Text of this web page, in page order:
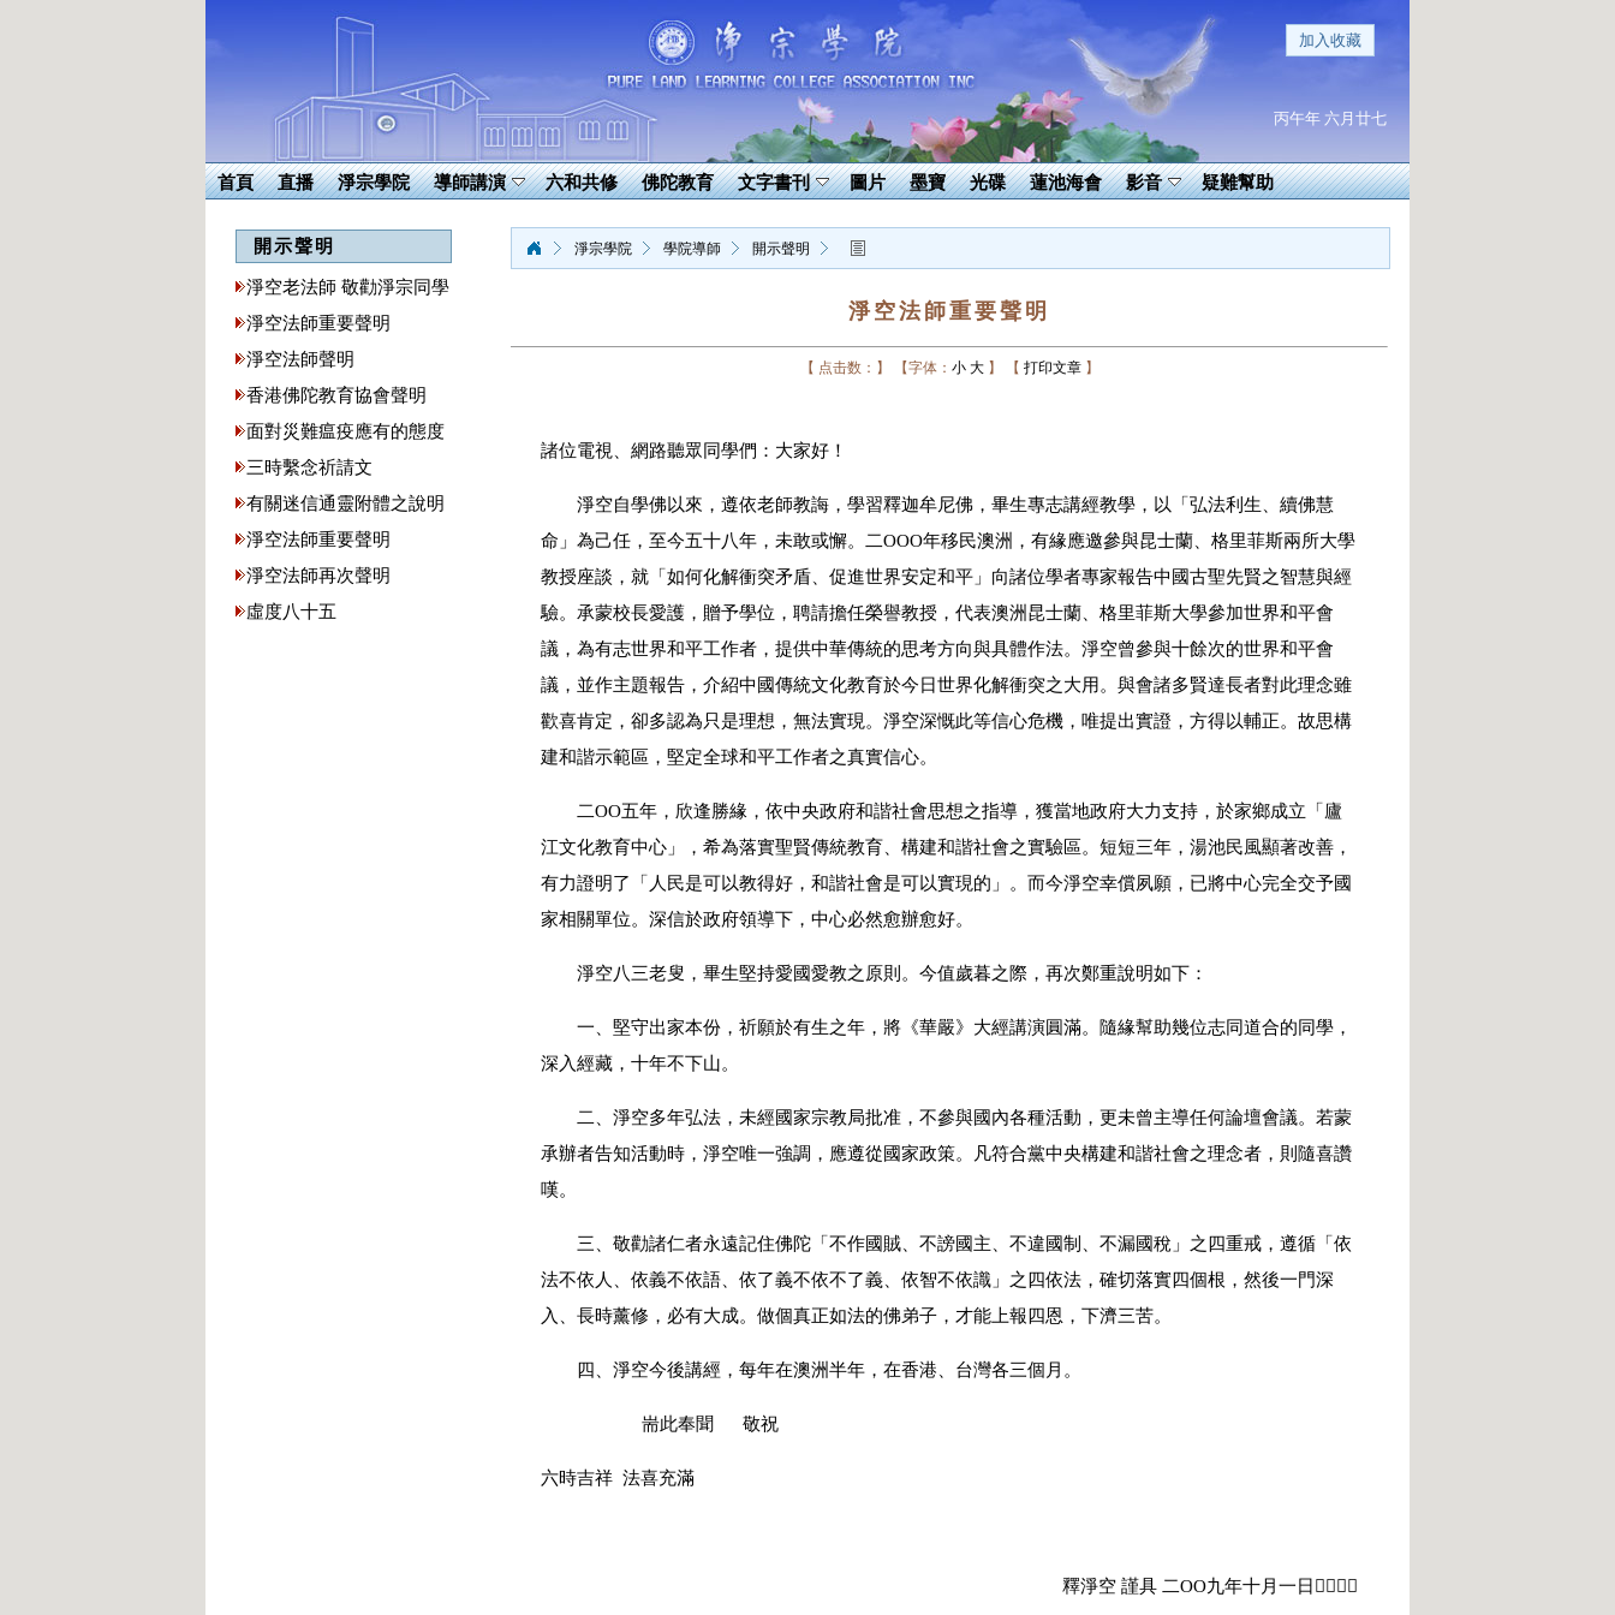
加入收藏
丙午年 六月廿七
首頁 直播 淨宗學院 導師講演 六和共修 佛陀教育 文字書刊 圖片 墨寶 光碟 蓮池海會 影音 疑難幫助
開示聲明
淨空老法師 敬勸淨宗同學
淨空法師重要聲明
淨空法師聲明
香港佛陀教育協會聲明
面對災難瘟疫應有的態度
三時繫念祈請文
有關迷信通靈附體之說明
淨空法師重要聲明
淨空法師再次聲明
虛度八十五
淨宗學院 學院導師 開示聲明
淨空法師重要聲明
【 点击数：】 【字体： 小 大】 【 打印文章】
諸位電視、網路聽眾同學們：大家好！
淨空自學佛以來，遵依老師教誨，學習釋迦牟尼佛，畢生專志講經教學，以「弘法利生、續佛慧
命」為己任，至今五十八年，未敢或懈。二ΟΟΟ年移民澳洲，有緣應邀參與昆士蘭、格里菲斯兩所大學
教授座談，就「如何化解衝突矛盾、促進世界安定和平」向諸位學者專家報告中國古聖先賢之智慧與經
驗。承蒙校長愛護，贈予學位，聘請擔任榮譽教授，代表澳洲昆士蘭、格里菲斯大學參加世界和平會
議，為有志世界和平工作者，提供中華傳統的思考方向與具體作法。淨空曾參與十餘次的世界和平會
議，並作主題報告，介紹中國傳統文化教育於今日世界化解衝突之大用。與會諸多賢達長者對此理念雖
歡喜肯定，卻多認為只是理想，無法實現。淨空深慨此等信心危機，唯提出實證，方得以輔正。故思構
建和諧示範區，堅定全球和平工作者之真實信心。
二ΟΟ五年，欣逢勝緣，依中央政府和諧社會思想之指導，獲當地政府大力支持，於家鄉成立「廬
江文化教育中心」，希為落實聖賢傳統教育、構建和諧社會之實驗區。短短三年，湯池民風顯著改善，
有力證明了「人民是可以教得好，和諧社會是可以實現的」。而今淨空幸償夙願，已將中心完全交予國
家相關單位。深信於政府領導下，中心必然愈辦愈好。
淨空八三老叟，畢生堅持愛國愛教之原則。今值歲暮之際，再次鄭重說明如下：
一、堅守出家本份，祈願於有生之年，將《華嚴》大經講演圓滿。隨緣幫助幾位志同道合的同學，
深入經藏，十年不下山。
二、淨空多年弘法，未經國家宗教局批准，不參與國內各種活動，更未曾主導任何論壇會議。若蒙
承辦者告知活動時，淨空唯一強調，應遵從國家政策。凡符合黨中央構建和諧社會之理念者，則隨喜讚
嘆。
三、敬勸諸仁者永遠記住佛陀「不作國賊、不謗國主、不違國制、不漏國稅」之四重戒，遵循「依
法不依人、依義不依語、依了義不依不了義、依智不依識」之四依法，確切落實四個根，然後一門深
入、長時薰修，必有大成。做個真正如法的佛弟子，才能上報四恩，下濟三苦。
四、淨空今後講經，每年在澳洲半年，在香港、台灣各三個月。
耑此奉聞 敬祝
六時吉祥 法喜充滿
釋淨空 謹具 二ΟΟ九年十月一日